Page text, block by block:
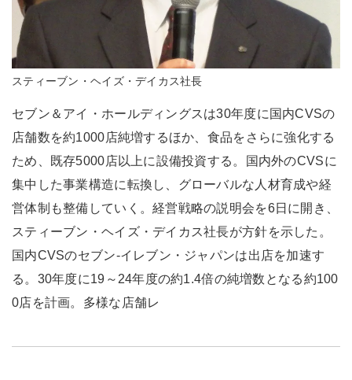
スティーブン・ヘイズ・デイカス社長
セブン＆アイ・ホールディングスは30年度に国内CVSの
店舗数を約1000店純増するほか、食品をさらに強化する
ため、既存5000店以上に設備投資する。国内外のCVSに
集中した事業構造に転換し、グローバルな人材育成や経
営体制も整備していく。経営戦略の説明会を6日に開き、
スティーブン・ヘイズ・デイカス社長が方針を示した。
国内CVSのセブン-イレブン・ジャパンは出店を加速す
る。30年度に19～24年度の約1.4倍の純増数となる約100
0店を計画。多様な店舗レ